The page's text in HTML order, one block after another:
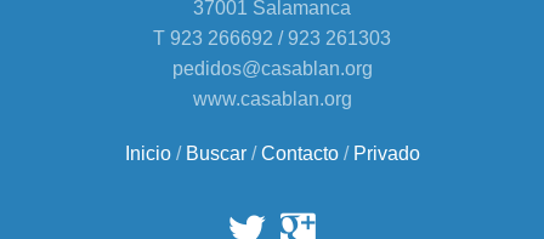
37001 Salamanca
T 923 266692 / 923 261303
pedidos@casablan.org
www.casablan.org
Inicio/ Buscar/Contacto/ Privado